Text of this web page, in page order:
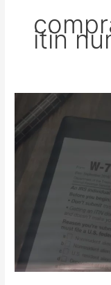
itin
¿Cómo
comprar
una
casa